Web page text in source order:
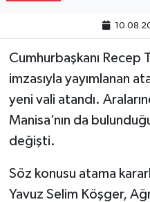
Cumhurbaşkanı Recep
imzasıyla yayımlanan
yeni vali atandı.
Manisa’nın da
değişti.
Söz konusu atama
Yavuz Selim Köşger,